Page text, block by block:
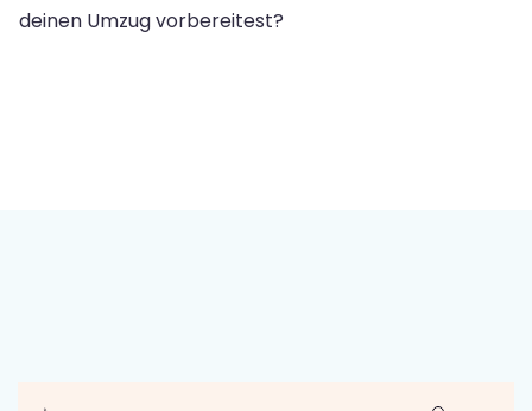
deinen Umzug vorbereitest?